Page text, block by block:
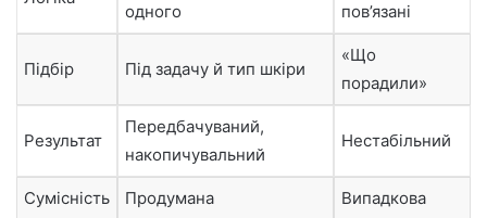
одного пов’язані
Підбір Під задачу й тип шкіри
«Що
порадили»
Результат
Передбачуваний,
накопичувальний
Нестабільний
Сумісність Продумана Випадкова